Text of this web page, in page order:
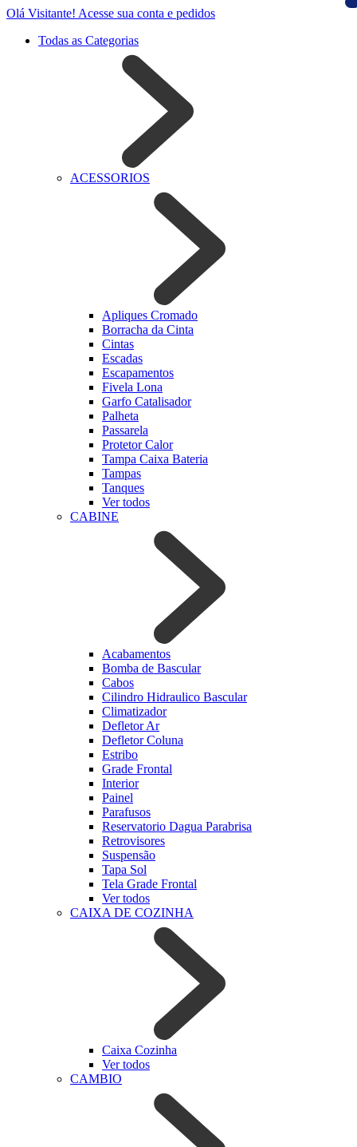
Olá Visitante! Acesse sua conta e pedidos
Todas as Categorias
ACESSORIOS
Apliques Cromado
Borracha da Cinta
Cintas
Escadas
Escapamentos
Fivela Lona
Garfo Catalisador
Palheta
Passarela
Protetor Calor
Tampa Caixa Bateria
Tampas
Tanques
Ver todos
CABINE
Acabamentos
Bomba de Bascular
Cabos
Cilindro Hidraulico Bascular
Climatizador
Defletor Ar
Defletor Coluna
Estribo
Grade Frontal
Interior
Painel
Parafusos
Reservatorio Dagua Parabrisa
Retrovisores
Suspensão
Tapa Sol
Tela Grade Frontal
Ver todos
CAIXA DE COZINHA
Caixa Cozinha
Ver todos
CAMBIO